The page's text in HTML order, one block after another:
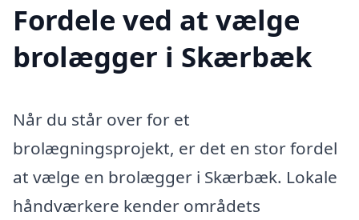
Fordele ved at vælge
brolægger i Skærbæk
Når du står over for et
brolægningsprojekt, er det en stor fordel
at vælge en brolægger i Skærbæk. Lokale
håndværkere kender områdets